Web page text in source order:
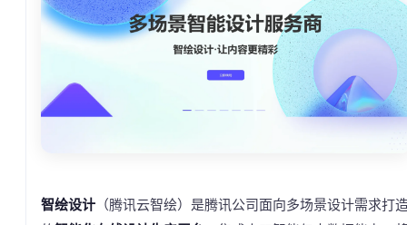
智绘设计 （腾讯云智绘）是腾讯公司面向多场景设计需求打